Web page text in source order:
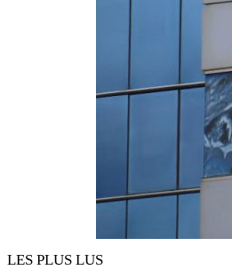
LES PLUS LUS